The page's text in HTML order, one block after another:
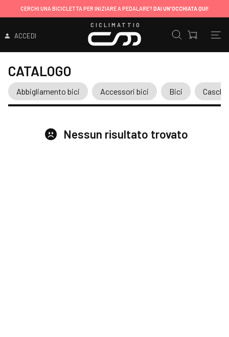
CERCHI UNA BICICLETTA PER INIZIARE A PEDALARE? DAI UN'OCCHIATA QUI!
ACCEDI
CICLIMATTIO
CATALOGO
Abbigliamento bici Accessori bici Bici Caschi
Nessun risultato trovato